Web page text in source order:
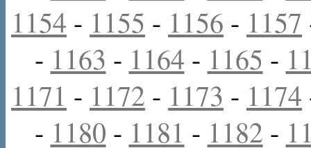
1154 - 1155 - 1156 - 1157
- 1163 - 1164 - 1165 -
1171 - 1172 - 1173 - 1174
- 1180 - 1181 - 1182 -